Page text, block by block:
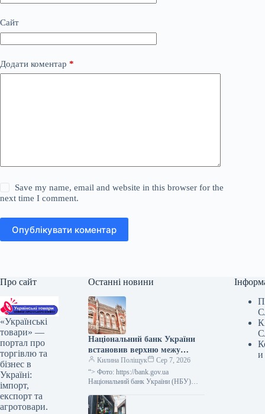
Сайт
Додати коментар *
Save my name, email and website in this browser for the
next time I comment.
Опублікувати коментар
Про сайт
«Українські
товари» —
портал про
торгівлю та
бізнес в
Україні:
імпорт,
експорт та
агротовари.
Останні новини
Національний банк України
встановив верхню межу
відсоткової ставки за
тримісячними депозитними
сертифікатами, яка не
плюс 3,5 процентних пункти.
Килина Поліщук
Сер 7, 2026
“> Фото: https://bank.gov.ua
Національний банк України (НБУ)
тримісячними обмеженими
депозитними сертифікатами, який
и